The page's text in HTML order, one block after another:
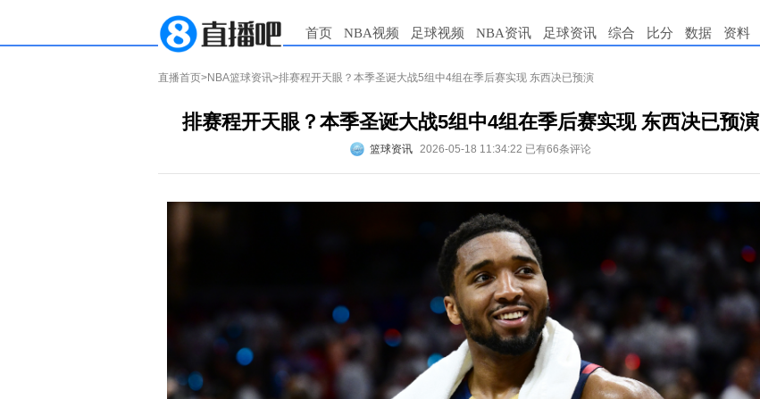
首页 NBA视频 足球视频 NBA资讯 足球资讯 综合 比分 数据 资料
直播首页>NBA篮球资讯>排赛程开天眼？本季圣诞大战5组中4组在季后赛实现 东西决已预演
排赛程开天眼？本季圣诞大战5组中4组在季后赛实现 东西决已预演
篮球资讯 2026-05-18 11:34:22 已有66条评论